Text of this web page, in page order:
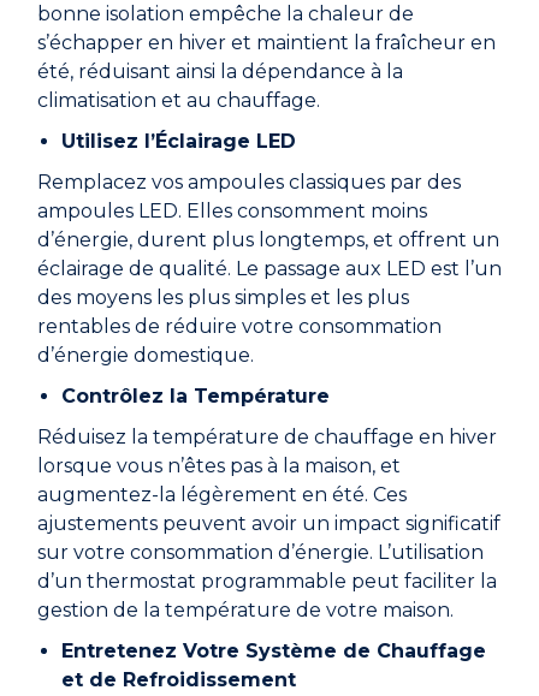
Blog
Rejoindre le réseau
Aide
Shop
bonne isolation empêche la chaleur de
s’échapper en hiver et maintient la fraîcheur en
été, réduisant ainsi la dépendance à la
climatisation et au chauffage.
Utilisez l’Éclairage LED
Remplacez vos ampoules classiques par des
ampoules LED. Elles consomment moins
d’énergie, durent plus longtemps, et offrent un
éclairage de qualité. Le passage aux LED est l’un
des moyens les plus simples et les plus
rentables de réduire votre consommation
d’énergie domestique.
Contrôlez la Température
Réduisez la température de chauffage en hiver
lorsque vous n’êtes pas à la maison, et
augmentez-la légèrement en été. Ces
ajustements peuvent avoir un impact significatif
sur votre consommation d’énergie. L’utilisation
d’un thermostat programmable peut faciliter la
gestion de la température de votre maison.
Entretenez Votre Système de Chauffage
et de Refroidissement